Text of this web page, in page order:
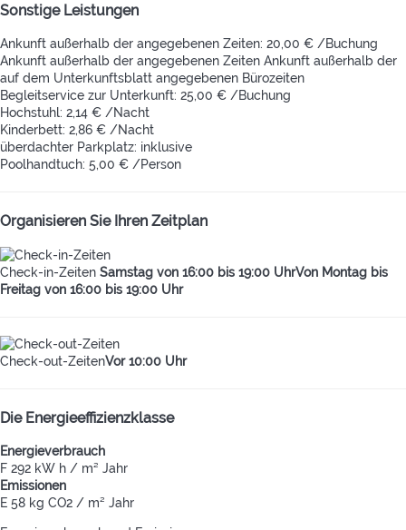
Sonstige Leistungen
Ankunft außerhalb der angegebenen Zeiten: 20,00 € /Buchung
Ankunft außerhalb der angegebenen Zeiten Ankunft außerhalb der
auf dem Unterkunftsblatt angegebenen Bürozeiten
Begleitservice zur Unterkunft: 25,00 € /Buchung
Hochstuhl: 2,14 € /Nacht
Kinderbett: 2,86 € /Nacht
überdachter Parkplatz: inklusive
Poolhandtuch: 5,00 € /Person
Organisieren Sie Ihren Zeitplan
Check-in-Zeiten Samstag von 16:00 bis 19:00 UhrVon Montag bis
Freitag von 16:00 bis 19:00 Uhr
Check-out-ZeitenVor 10:00 Uhr
Die Energieeffizienzklasse
Energieverbrauch
F 292 kW h / m² Jahr
Emissionen
E 58 kg CO2 / m² Jahr